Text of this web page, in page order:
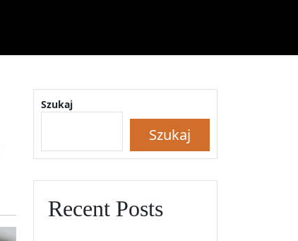
Szukaj
Szukaj
Recent Posts